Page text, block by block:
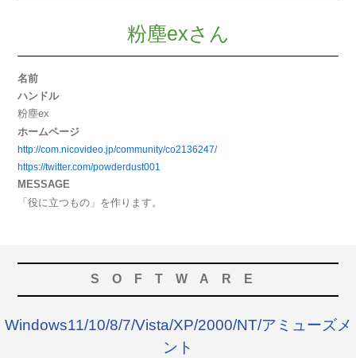
粉塵exさん
名前
ハンドル
粉塵ex
ホームページ
http://com.nicovideo.jp/community/co2136247/
https://twitter.com/powderdust001
MESSAGE
「役に立つもの」を作ります。
SOFTWARE
Windows11/10/8/7/Vista/XP/2000/NT/アミューズメ
ント